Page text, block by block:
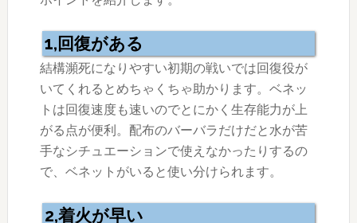
1,回復がある
結構瀕死になりやすい初期の戦いでは回復役が
いてくれるとめちゃくちゃ助かります。ベネッ
トは回復速度も速いのでとにかく生存能力が上
がる点が便利。配布のバーバラだけだと水が苦
手なシチュエーションで使えなかったりするの
で、ベネットがいると使い分けられます。
2,着火が早い